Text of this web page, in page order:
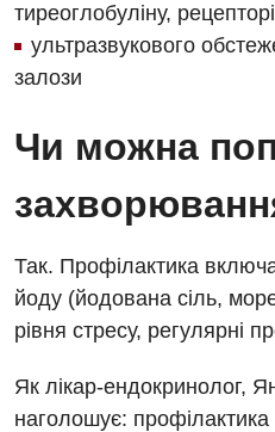
тиреоглобуліну,
ультразвукового
залози
Чи можна
Так. Профілактика
йоду (йодована сіль,
рівня стресу, регулярні
Як лікар-ендокринолог,
наголошує: